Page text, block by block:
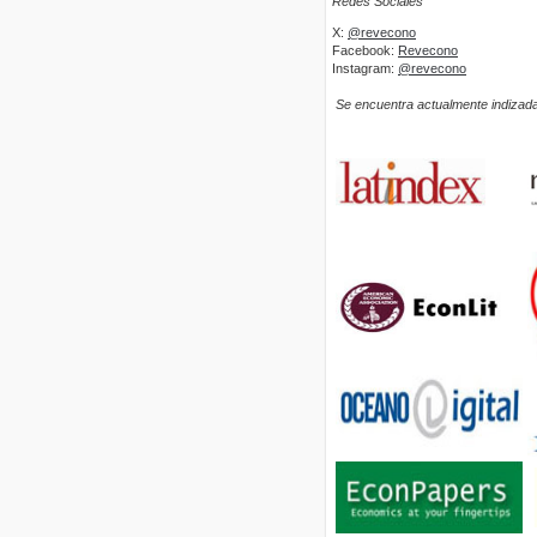
X: @revecono
Facebook: Revecono
Instagram: @revecono
Se encuentra actualmente